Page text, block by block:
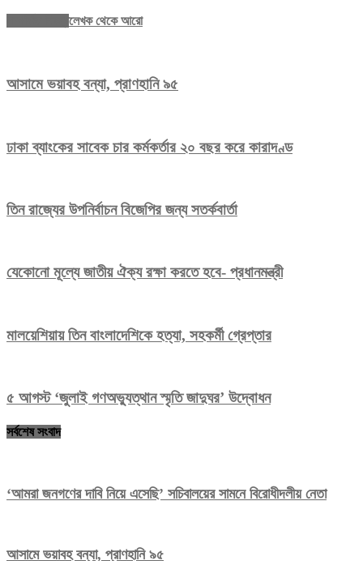
লেখক থেকে আরো
আসামে ভয়াবহ বন্যা, প্রাণহানি ৯৫
ঢাকা ব্যাংকের সাবেক চার কর্মকর্তার ২০ বছর করে কারাদণ্ড
তিন রাজ্যের উপনির্বাচন বিজেপির জন্য সতর্কবার্তা
যেকোনো মূল্যে জাতীয় ঐক্য রক্ষা করতে হবে- প্রধানমন্ত্রী
মালয়েশিয়ায় তিন বাংলাদেশিকে হত্যা, সহকর্মী গ্রেপ্তার
৫ আগস্ট ‘জুলাই গণঅভ্যুত্থান স্মৃতি জাদুঘর’ উদ্বোধন
সর্বশেষ সংবাদ
‘আমরা জনগণের দাবি নিয়ে এসেছি’ সচিবালয়ের সামনে বিরোধীদলীয় নেতা
আসামে ভয়াবহ বন্যা, প্রাণহানি ৯৫